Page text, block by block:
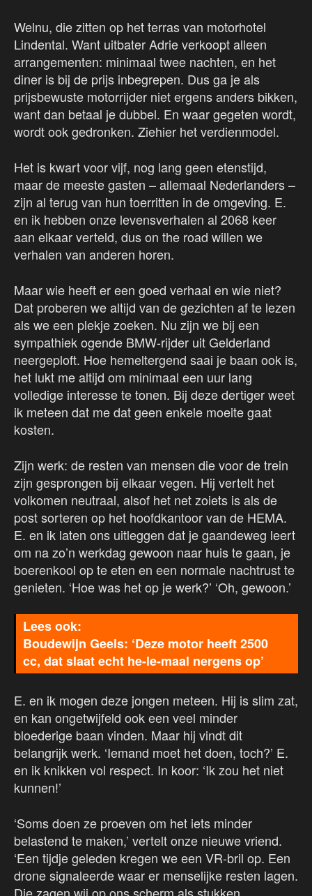
Welnu, die zitten op het terras van motorhotel
Lindental. Want uitbater Adrie verkoopt alleen
arrangementen: minimaal twee nachten, en het
diner is bij de prijs inbegrepen. Dus ga je als
prijsbewuste motorrijder niet ergens anders bikken,
want dan betaal je dubbel. En waar gegeten wordt,
wordt ook gedronken. Ziehier het verdienmodel.
Het is kwart voor vijf, nog lang geen etenstijd,
maar de meeste gasten – allemaal Nederlanders –
zijn al terug van hun toerritten in de omgeving. E.
en ik hebben onze levensverhalen al 2068 keer
aan elkaar verteld, dus on the road willen we
verhalen van anderen horen.
Maar wie heeft er een goed verhaal en wie niet?
Dat proberen we altijd van de gezichten af te lezen
als we een plekje zoeken. Nu zijn we bij een
sympathiek ogende BMW-rijder uit Gelderland
neergeploft. Hoe hemeltergend saai je baan ook is,
het lukt me altijd om minimaal een uur lang
volledige interesse te tonen. Bij deze dertiger weet
ik meteen dat me dat geen enkele moeite gaat
kosten.
Zijn werk: de resten van mensen die voor de trein
zijn gesprongen bij elkaar vegen. Hij vertelt het
volkomen neutraal, alsof het net zoiets is als de
post sorteren op het hoofdkantoor van de HEMA.
E. en ik laten ons uitleggen dat je gaandeweg leert
om na zo’n werkdag gewoon naar huis te gaan, je
boerenkool op te eten en een normale nachtrust te
genieten. ‘Hoe was het op je werk?’ ‘Oh, gewoon.’
Boudewijn Geels: ‘Deze motor heeft 2500
cc, dat slaat echt he-le-maal nergens op’
E. en ik mogen deze jongen meteen. Hij is slim zat,
en kan ongetwijfeld ook een veel minder
bloederige baan vinden. Maar hij vindt dit
belangrijk werk. ‘Iemand moet het doen, toch?’ E.
en ik knikken vol respect. In koor: ‘Ik zou het niet
kunnen!’
‘Soms doen ze proeven om het iets minder
belastend te maken,’ vertelt onze nieuwe vriend.
‘Een tijdje geleden kregen we een VR-bril op. Een
drone signaleerde waar er menselijke resten lagen.